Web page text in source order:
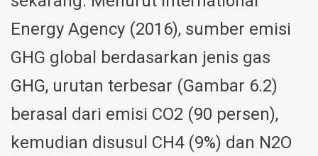
Energy Agency (2016), sumber emisi
GHG global berdasarkan jenis gas
GHG, urutan terbesar (Gambar 6.2)
berasal dari emisi CO2 (90 persen),
kemudian disusul CH4 (9%) dan N2O